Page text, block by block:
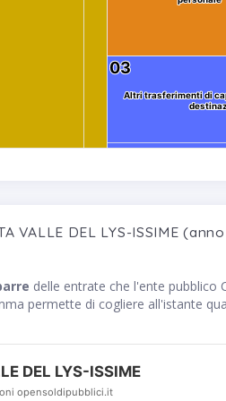
03
03
Altri trasferimenti di
Altri trasferimenti di
VALLE DEL LYS-ISSIME
delle entrate che l'ente pubblico
permette di cogliere all'istante
DEL LYS-ISSIME
opensoldipubblici.it